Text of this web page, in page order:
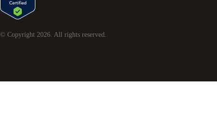
© Copyright 2026. All rights reserved.